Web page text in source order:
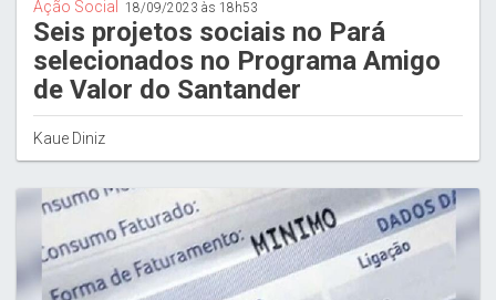
Ação Social 18/09/2023 às 18h53
Seis projetos sociais no Pará
selecionados no Programa Amigo
de Valor do Santander
Kaue Diniz